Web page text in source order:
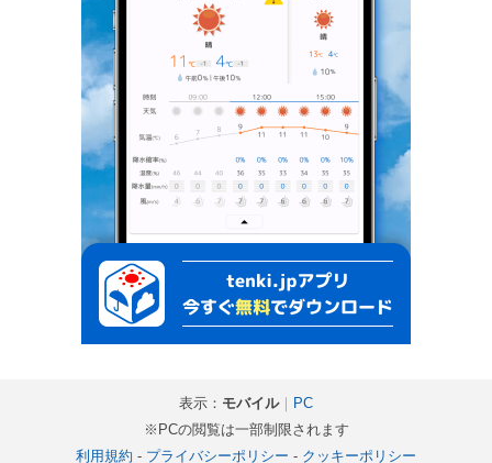
表示： モバイル｜ PC
※PCの閲覧は一部制限されます
利用規約 - プライバシーポリシー - クッキーポリシー